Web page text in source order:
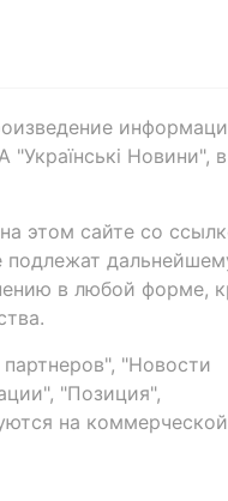
Новини", в
этом сайте со
подлежат
в любой форме,
"Новости
"Позиция",
на коммерческой